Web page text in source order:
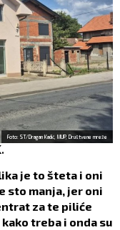
Foto: ST/Dragan Kadić, MUP, Društvene mreže
je to šteta i oni
sto manja, jer oni
za te piliće
treba i onda su